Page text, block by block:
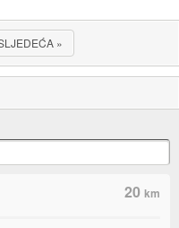
»
20km